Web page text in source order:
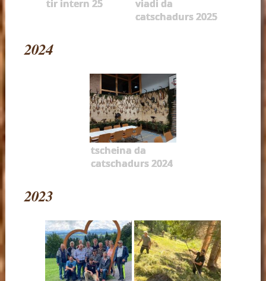
tir intern 25
viadi da
catschadurs 2025
2024
tscheina da
catschadurs 2024
2023